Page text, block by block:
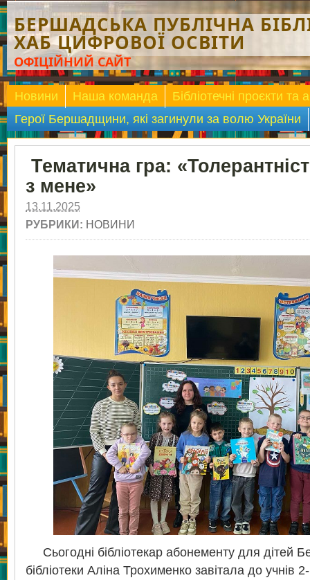
БЕРШАДСЬКА ПУБЛІЧНА
ХАБ ЦИФРОВОЇ ОСВІТИ
ОФІЦІЙНИЙ САЙТ
Новини Наша команда
Бібліотечні проєкти та
Герої Бершадщини, які загинули за волю України
Тематична гра:
з мене»
13.11.2025
РУБРИКИ: НОВИНИ
Сьогодні бібліотекар абонементу для дітей
бібліотеки Аліна Трохименко завітала до учнів